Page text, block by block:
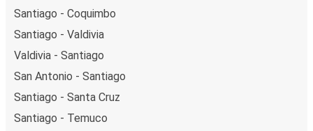
Santiago - Coquimbo
Santiago - Valdivia
Valdivia - Santiago
San Antonio - Santiago
Santiago - Santa Cruz
Santiago - Temuco